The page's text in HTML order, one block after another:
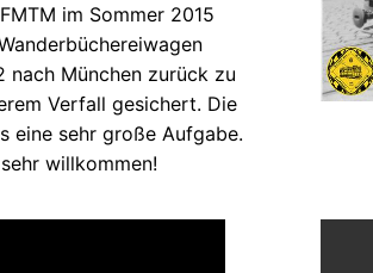
im Sommer 2015
nach München zurück zu
Verfall gesichert. Die
eine sehr große Aufgabe.
willkommen!